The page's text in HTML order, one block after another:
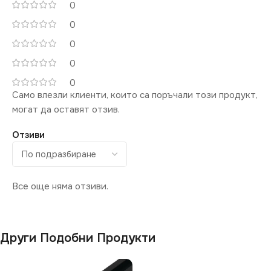
СИСТЕМА
Стандартна 220V
0
0
0
0
0
Отзиви
Все още няма отзиви.
Само влезли клиенти, които са поръчали този продукт,
могат да оставят отзив.
Други Подобни Продукти